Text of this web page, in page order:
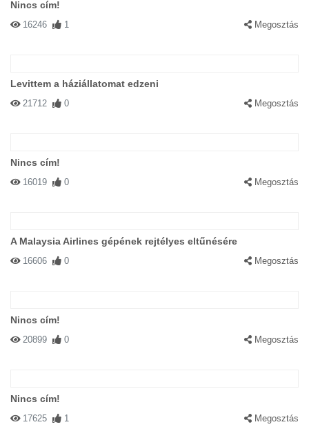
Nincs cím!
16246 1 Megosztás
Levittem a háziállatomat edzeni
21712 0 Megosztás
Nincs cím!
16019 0 Megosztás
A Malaysia Airlines gépének rejtélyes eltűnésére
16606 0 Megosztás
Nincs cím!
20899 0 Megosztás
Nincs cím!
17625 1 Megosztás